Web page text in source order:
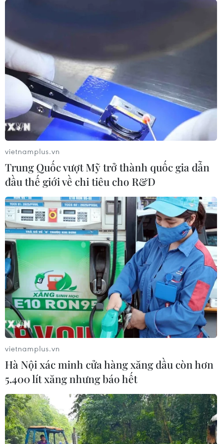
vietnamplus.vn
Trung Quốc vượt Mỹ trở thành quốc gia dẫn
đầu thế giới về chi tiêu cho R&D
vietnamplus.vn
Hà Nội xác minh cửa hàng xăng dầu còn hơn
5.400 lít xăng nhưng báo hết